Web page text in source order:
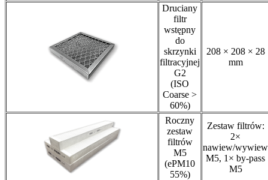
Druciany
filtr
wstępny
do
skrzynki
filtracyjnej
G2
(ISO
Coarse >
60%)
208 × 208 × 28
mm
Roczny
zestaw
filtrów
M5
(ePM10
55%)
Zestaw filtrów:
2×
nawiew/wywiew
M5, 1× by-pass
M5